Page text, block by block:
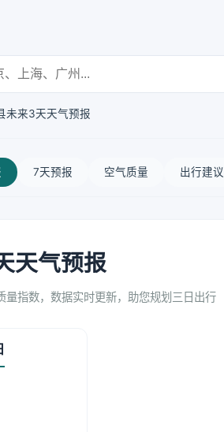
未来3天天气预报
7天预报 空气质量 出行建议
天气预报
量指数，数据实时更新，助您规划三日出行